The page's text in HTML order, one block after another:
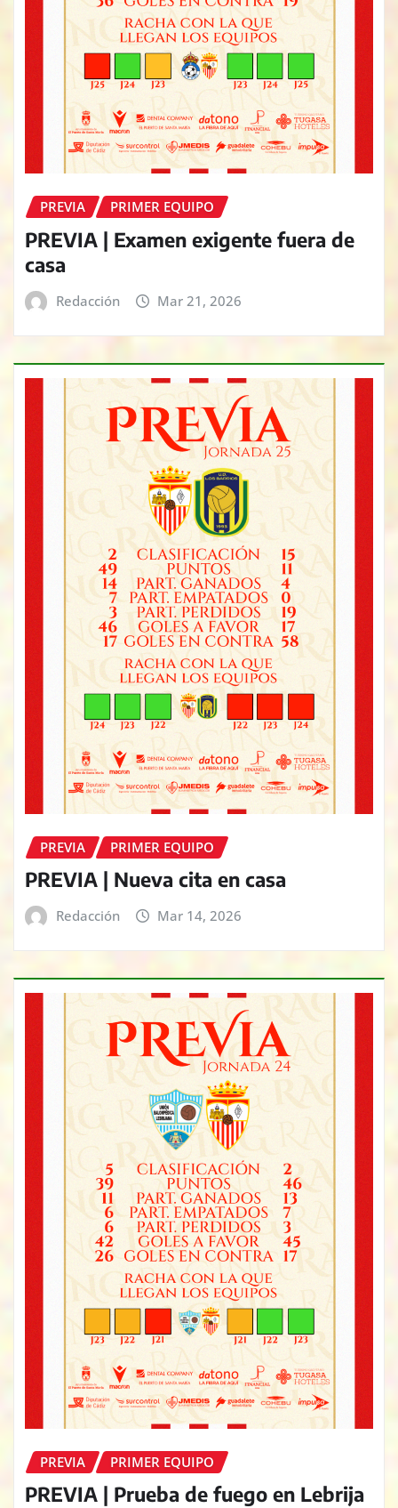
PREVIA PRIMER EQUIPO
PREVIA | Examen exigente fuera de
casa
Redacción Mar 21, 2026
PREVIA PRIMER EQUIPO
PREVIA | Nueva cita en casa
Redacción Mar 14, 2026
PREVIA PRIMER EQUIPO
PREVIA | Prueba de fuego en Lebrija